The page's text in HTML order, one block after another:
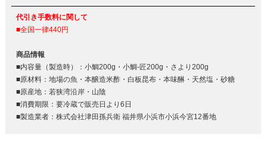
代引き手数料に関して
■全国一律440円
商品情報
■内容量（製造時）：小鯛200g・小鯛-匠200g・さより200g
■原材料：地場の魚・本醸造米酢・白板昆布・本味醂・天然塩・砂糖
■原産地：若狭湾沿岸・山陰
■消費期限：要冷蔵で販売日より6日
■製造業者：株式会社津田孫兵衛 福井県小浜市小浜今宮12番地